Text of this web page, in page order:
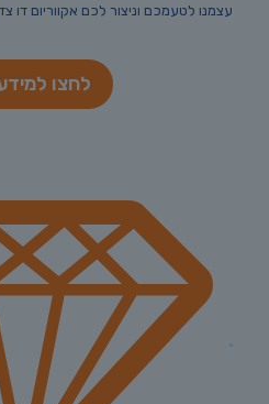
עצמנו לטעמכם וניצור לכם אקווריום דו
לחצו